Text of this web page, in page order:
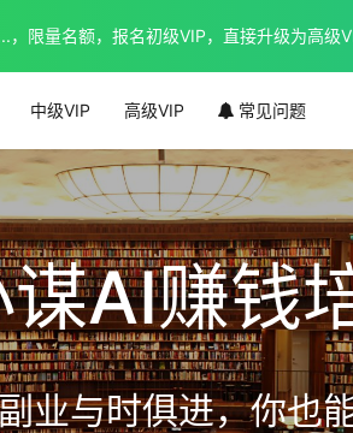
中级VIP 高级VIP 常见问题
AI赚钱
业与时俱进，你也
限量名额，报名初级VIP，直接升级为高级